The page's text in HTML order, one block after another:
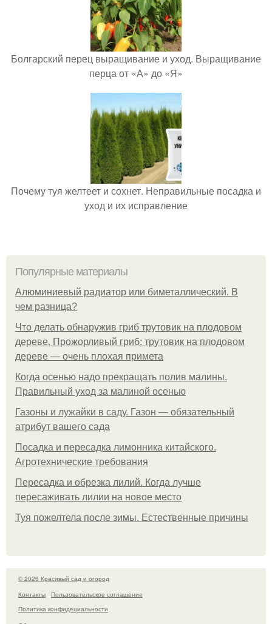
Болгарский перец выращивание и уход. Выращивание
перца от «А» до «Я»
Почему туя желтеет и сохнет. Неправильные посадка и
уход и их исправление
Популярные материалы
Алюминиевый радиатор или биметаллический. В
чем разница?
Что делать обнаружив гриб трутовик на плодовом
дереве. Прожорливый гриб: трутовик на плодовом
дереве — очень плохая примета
Когда осенью надо прекращать полив малины.
Правильный уход за малиной осенью
Газоны и лужайки в саду. Газон — обязательный
атрибут вашего сада
Посадка и пересадка лимонника китайского.
Агротехнические требования
Пересадка и обрезка лилий. Когда лучше
пересаживать лилии на новое место
Туя пожелтела после зимы. Естественные причины
© 2026 Красивый сад и огород
Контакты
Пользовательское соглашение
Политика конфидециальности